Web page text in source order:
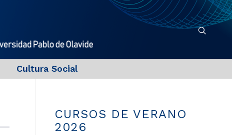
Cultura Social
CURSOS DE VERANO
2026